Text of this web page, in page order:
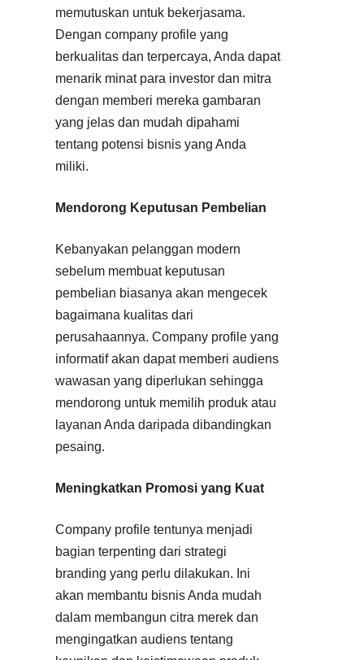
memutuskan untuk bekerjasama.
Dengan company profile yang
berkualitas dan terpercaya, Anda dapat
menarik minat para investor dan mitra
dengan memberi mereka gambaran
yang jelas dan mudah dipahami
tentang potensi bisnis yang Anda
miliki.
Mendorong Keputusan Pembelian
Kebanyakan pelanggan modern
sebelum membuat keputusan
pembelian biasanya akan mengecek
bagaimana kualitas dari
perusahaannya. Company profile yang
informatif akan dapat memberi audiens
wawasan yang diperlukan sehingga
mendorong untuk memilih produk atau
layanan Anda daripada dibandingkan
pesaing.
Meningkatkan Promosi yang Kuat
Company profile tentunya menjadi
bagian terpenting dari strategi
branding yang perlu dilakukan. Ini
akan membantu bisnis Anda mudah
dalam membangun citra merek dan
mengingatkan audiens tentang